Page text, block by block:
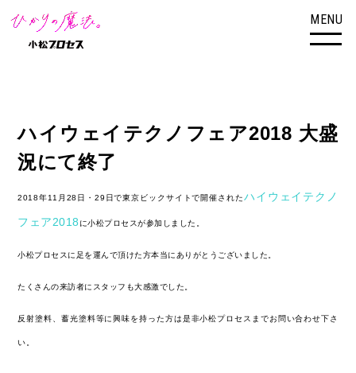
ハイウェイテクノフェア2018 大盛
況にて終了
2018年11月28日・29日で東京ビックサイトで開催されたハイウェイテクノ
フェア2018 に小松プロセスが参加しました。
小松プロセスに足を運んで頂けた方本当にありがとうございました。
たくさんの来訪者にスタッフも大感激でした。
反射塗料、蓄光塗料等に興味を持った方は是非小松プロセスまでお問い合わせ下さ
い。
MENU